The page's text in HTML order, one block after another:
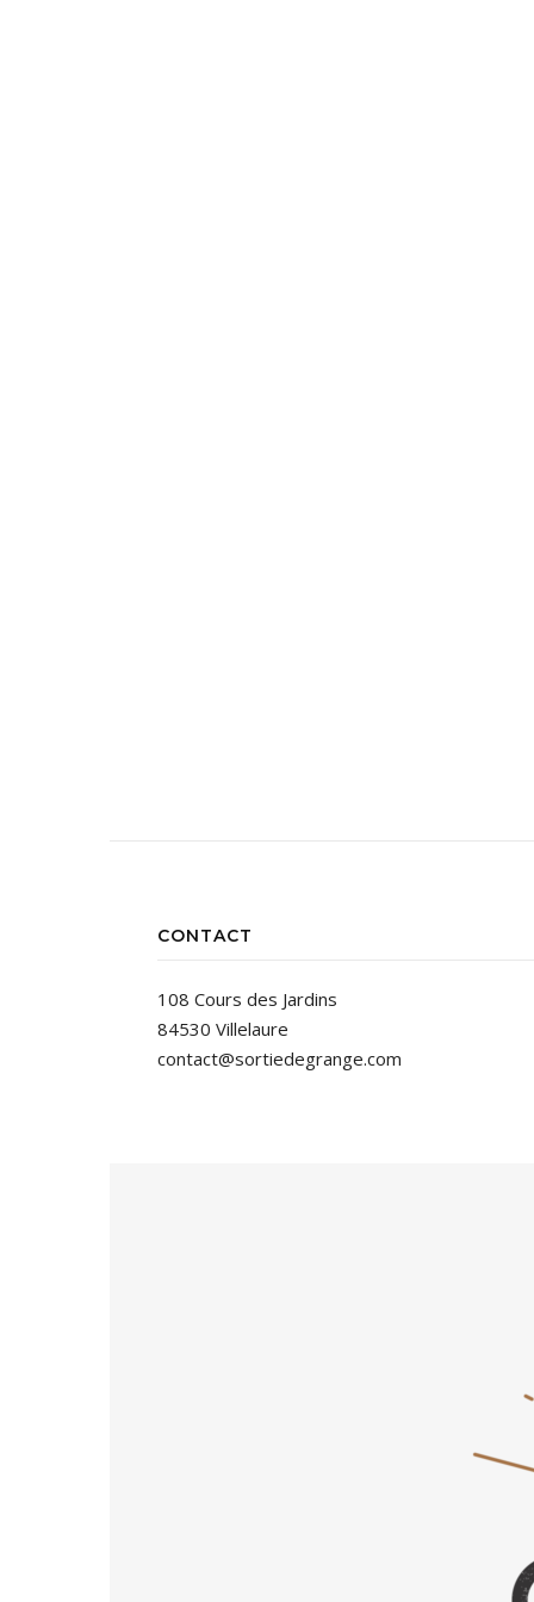
CONTACT
108 Cours des Jardins
84530 Villelaure
contact@sortiedegrange.com